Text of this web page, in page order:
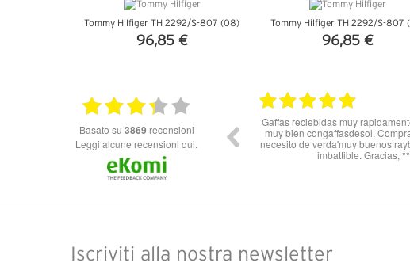
Tommy Hilfiger TH 2292/S-807 (08)
96,85 €
Tommy Hilfiger TH 2292/S-807
96,85 €
basato su 3869 recensioni
Leggi alcune recensioni qui.
11.06.2026
Nn solo super celeri nelle informazioni ma
soprattutto servizio e spedizione impeccabili!
Dalla Spagna all’Italia in 3 gg lavorativi! Bravi e
Iscriviti alla nostra newsletter